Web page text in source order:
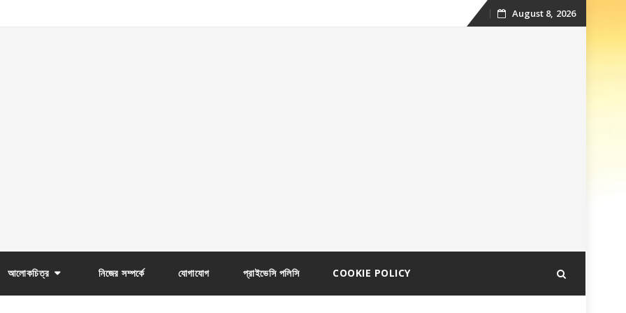
Skip
August 8, 2026
আলোকচিত্র নিজের সম্পর্কে যোগাযোগ প্রাইভেসি পলিসি COOKIE POLICY